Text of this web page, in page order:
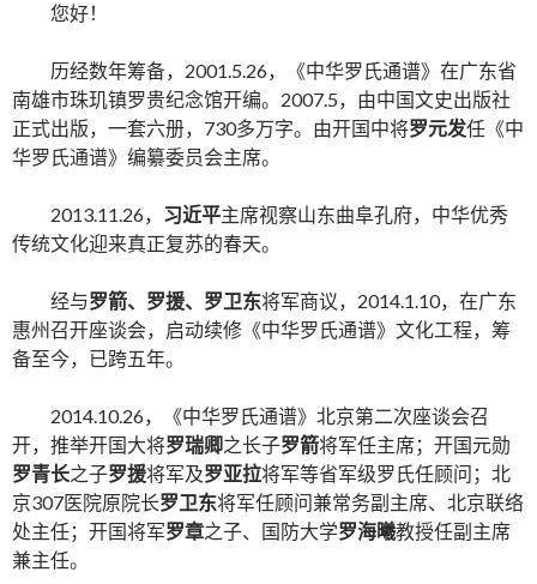
您好！
历经数年筹备，2001.5.26，《中华罗氏通谱》在广东省
南雄市珠玑镇罗贵纪念馆开编。2007.5，由中国文史出版社
正式出版，一套六册，730多万字。由开国中将罗元发任《中
华罗氏通谱》编纂委员会主席。
2013.11.26， 习近平主席视察山东曲阜孔府，中华优秀
传统文化迎来真正复苏的春天。
经与罗箭、罗援、罗卫东将军商议，2014.1.10，在广东
惠州召开座谈会，启动续修《中华罗氏通谱》文化工程，筹
备至今，已跨五年。
2014.10.26，《中华罗氏通谱》北京第二次座谈会召
开，推举开国大将罗瑞卿之长子罗箭将军任主席；开国元勋
罗青长之子罗援将军及罗亚拉将军等省军级罗氏任顾问；北
京307医院原院长罗卫东将军任顾问兼常务副主席、北京联络
处主任；开国将军罗章之子、国防大学罗海曦教授任副主席
兼主任。